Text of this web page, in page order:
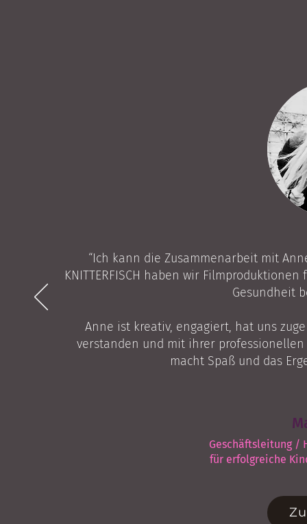
“Ich kann die Zusammenarbeit mit
KNITTERFISCH haben wir
Gesundheit
Anne ist kreativ, engagiert, hat uns
verstanden und mit ihrer
macht Spaß und das
Geschäftsleitung /
für erfolgreiche